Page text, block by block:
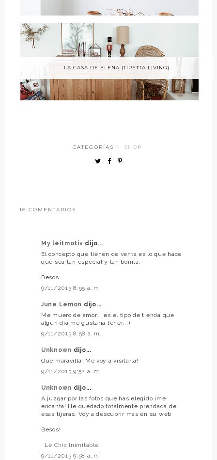
LA CASA DE ELENA (TIRETTA LIVING)
CATEGORÍAS · SHOP
16 COMENTARIOS
My leitmotiv dijo...
El concepto que tienen de venta es lo que hace
que sea tan especial y tan bonita.
Besos.
9/11/2013 8:55 a. m.
June Lemon dijo...
Me muero de amor... es el tipo de tienda que
algún día me gustaría tener. :)
9/11/2013 8:58 a. m.
Unknown dijo...
Qué maravilla! Me voy a visitarla!
9/11/2013 9:52 a. m.
Unknown dijo...
A juzgar por las fotos que has elegido ¡me
encanta! He quedado totalmente prendada de
esas tijeras. Voy a descubrir más en su web
Besos!
· Le Chic Inimitable ·
9/11/2013 9:58 a. m.